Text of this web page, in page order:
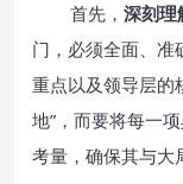
首先， 深刻理
门，必须全面、准
重点以及领导层的
地”，而要将每一
考量，确保其与大